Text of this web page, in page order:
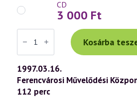
CD
3 000 Ft
Váradi
Tibor
előadás
(020)
—
Szimptomatológia
–
az
érzékfeletti
Kosárba
1997.03.16.
Ferencvárosi Művelődési
112 perc